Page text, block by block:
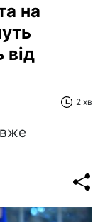
на
від
2 хв